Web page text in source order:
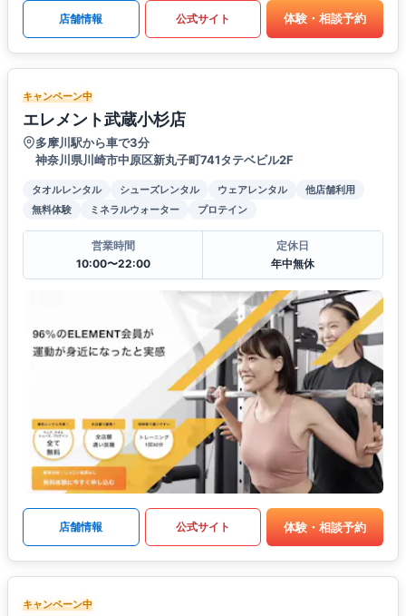
店舗情報 公式サイト 体験・相談予約
キャンペーン中
エレメント武蔵小杉店
多摩川駅から車で3分
神奈川県川崎市中原区新丸子町741タテベビル2F
タオルレンタル シューズレンタル ウェアレンタル
他店舗利用
無料体験
ミネラルウォーター プロテイン
営業時間
10:00〜22:00
定休日
年中無休
店舗情報 公式サイト 体験・相談予約
キャンペーン中